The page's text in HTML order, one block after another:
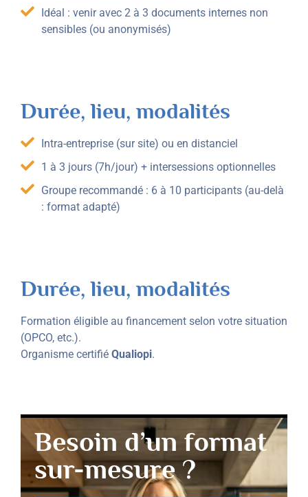
Idéal : venir avec 2 à 3 documents internes non
sensibles (ou anonymisés)
Durée, lieu, modalités
Intra-entreprise (sur site) ou en distanciel
1 à 3 jours (7h/jour) + intersessions optionnelles
Groupe recommandé : 6 à 10 participants (au-delà
: format adapté)
Durée, lieu, modalités
Formation éligible au financement selon votre situation
(OPCO, etc.).
Organisme certifié Qualiopi.
Besoin d’un format
sur-mesure ?